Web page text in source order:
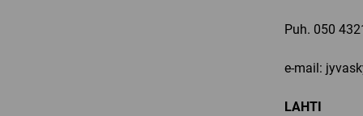
Puh. 050
e-mail:
LAHTI